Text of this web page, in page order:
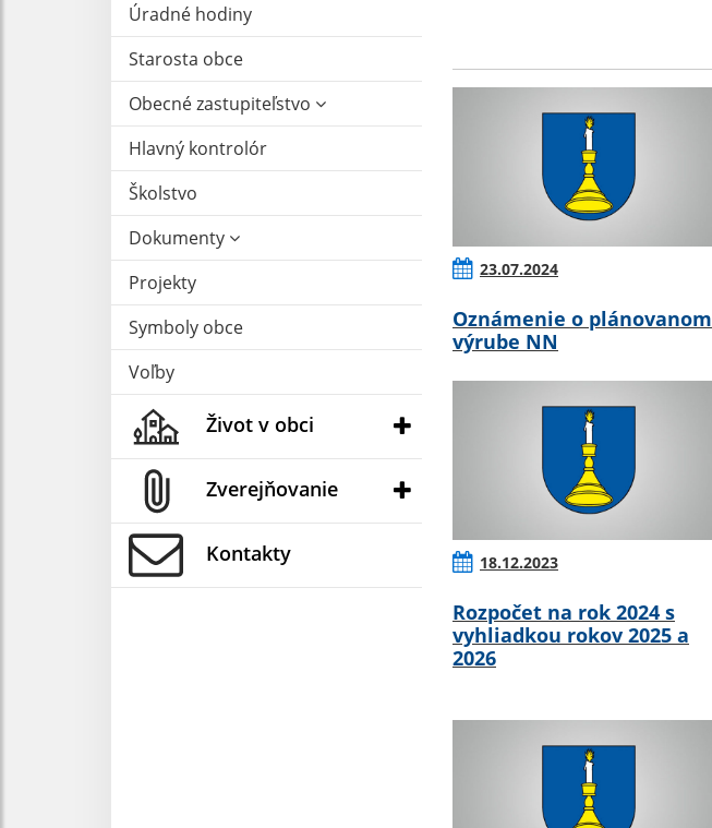
Úradné hodiny
Starosta obce
Obecné zastupiteľstvo
Hlavný kontrolór
Školstvo
Dokumenty
Projekty
Symboly obce
Voľby
Život v obci
Zverejňovanie
Kontakty
23.07.2024
Oznámenie o plánovanom
výrube NN
18.12.2023
Rozpočet na rok 2024 s
vyhliadkou rokov 2025 a
2026